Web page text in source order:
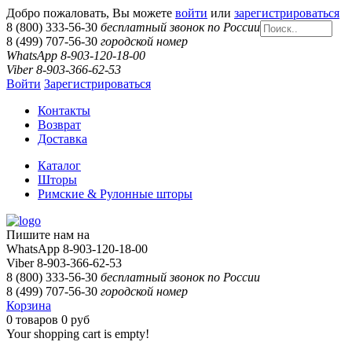
Добро пожаловать, Вы можете войти или зарегистрироваться
8 (800) 333-56-30 бесплатный звонок по России
8 (499) 707-56-30 городской номер
WhatsApp 8-903-120-18-00
Viber 8-903-366-62-53
Войти Зарегистрироваться
Контакты
Возврат
Доставка
Каталог
Шторы
Римские & Рулонные шторы
Пишите нам на
WhatsApp 8-903-120-18-00
Viber 8-903-366-62-53
8 (800) 333-56-30 бесплатный звонок по России
8 (499) 707-56-30 городской номер
Корзина
0 товаров 0 руб
Your shopping cart is empty!